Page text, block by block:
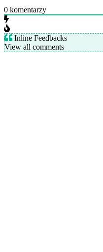
0 komentarzy
Inline Feedbacks
View all comments